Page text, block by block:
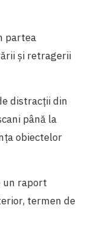
partea
și retragerii
distracții din
până la
obiectelor
un raport
termen de